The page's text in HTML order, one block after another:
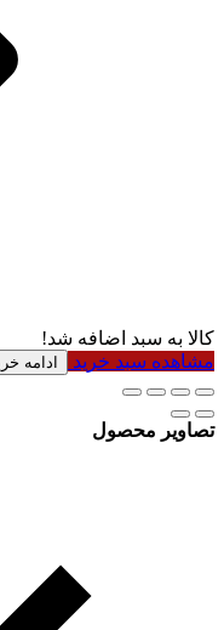
کالا به سبد اضافه شد!
مشاهده سبد خرید
ادامه
تصاویر محصول